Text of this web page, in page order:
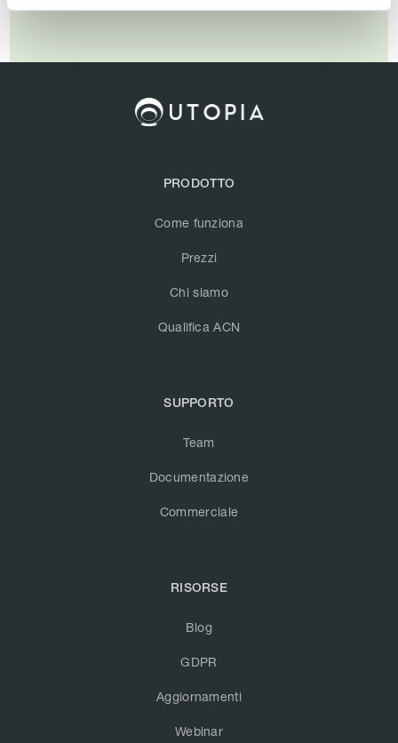
PRODOTTO
Come funziona
Prezzi
Chi siamo
Qualifica ACN
SUPPORTO
Team
Documentazione
Commerciale
RISORSE
Blog
GDPR
Aggiornamenti
Webinar